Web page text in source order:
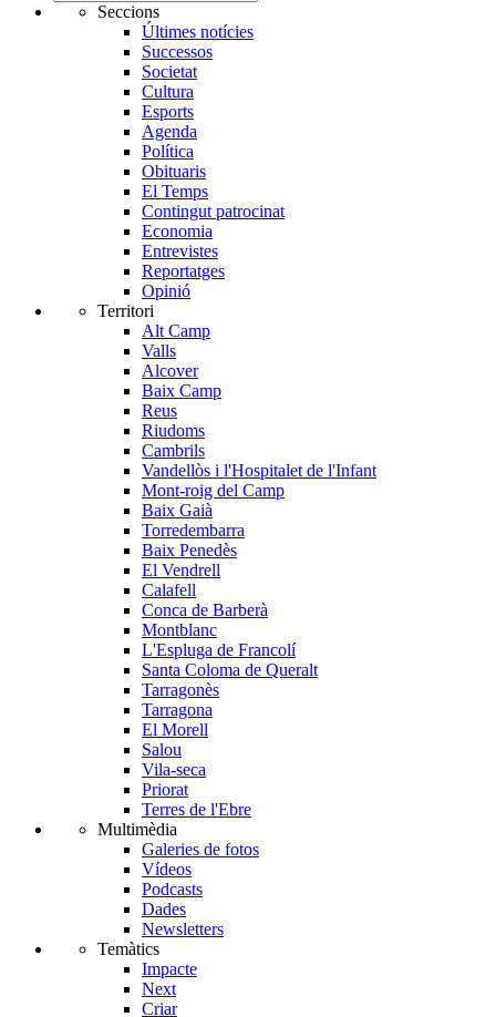
Seccions
Últimes notícies
Successos
Societat
Cultura
Esports
Agenda
Política
Obituaris
El Temps
Contingut patrocinat
Economia
Entrevistes
Reportatges
Opinió
Territori
Alt Camp
Valls
Alcover
Baix Camp
Reus
Riudoms
Cambrils
Vandellòs i l'Hospitalet de l'Infant
Mont-roig del Camp
Baix Gaià
Torredembarra
Baix Penedès
El Vendrell
Calafell
Conca de Barberà
Montblanc
L'Espluga de Francolí
Santa Coloma de Queralt
Tarragonès
Tarragona
El Morell
Salou
Vila-seca
Priorat
Terres de l'Ebre
Multimèdia
Galeries de fotos
Vídeos
Podcasts
Dades
Newsletters
Temàtics
Impacte
Next
Criar